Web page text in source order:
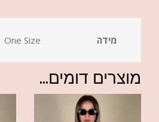
מידה One Size
מוצרים דומים...